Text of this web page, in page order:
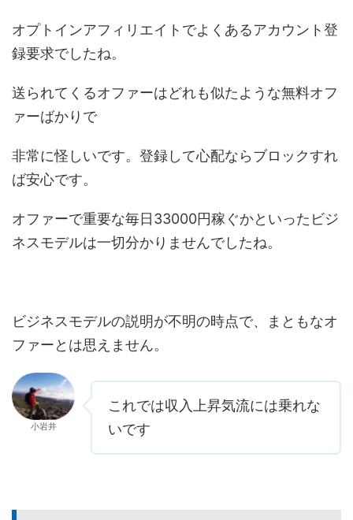
オプトインアフィリエイトでよくあるアカウント登
録要求でしたね。
送られてくるオファーはどれも似たような無料オフ
ァーばかりで
非常に怪しいです。登録して心配ならブロックすれ
ば安心です。
オファーで重要な毎日33000円稼ぐかといったビジ
ネスモデルは一切分かりませんでしたね。
ビジネスモデルの説明が不明の時点で、まともなオ
ファーとは思えません。
小岩井
これでは収入上昇気流には乗れな
いです